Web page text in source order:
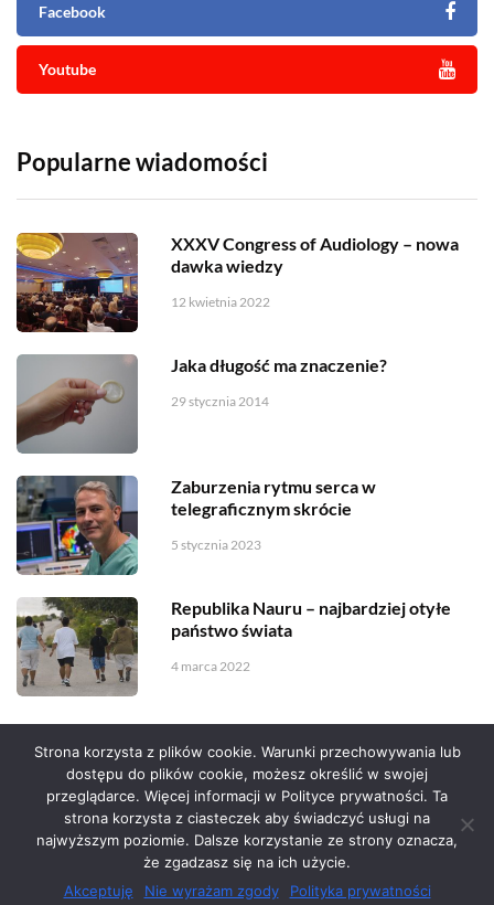
Facebook
Youtube
Popularne wiadomości
XXXV Congress of Audiology – nowa
dawka wiedzy
12 kwietnia 2022
Jaka długość ma znaczenie?
29 stycznia 2014
Zaburzenia rytmu serca w
telegraficznym skrócie
5 stycznia 2023
Republika Nauru – najbardziej otyłe
państwo świata
4 marca 2022
Serwis zaprojektował Grzegorz Sztank .
Strona korzysta z plików cookie. Warunki przechowywania lub
dostępu do plików cookie, możesz określić w swojej
przeglądarce. Więcej informacji w Polityce prywatności. Ta
strona korzysta z ciasteczek aby świadczyć usługi na
najwyższym poziomie. Dalsze korzystanie ze strony oznacza,
że zgadzasz się na ich użycie.
Akceptuję
Nie wyrażam zgody Polityka prywatności